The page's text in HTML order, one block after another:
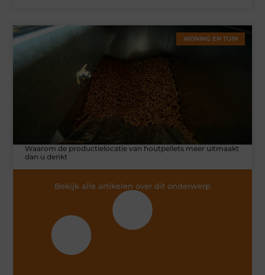
WONING EN TUIN
Waarom de productielocatie van houtpellets meer uitmaakt
dan u denkt
Bekijk alle artikelen over dit onderwerp